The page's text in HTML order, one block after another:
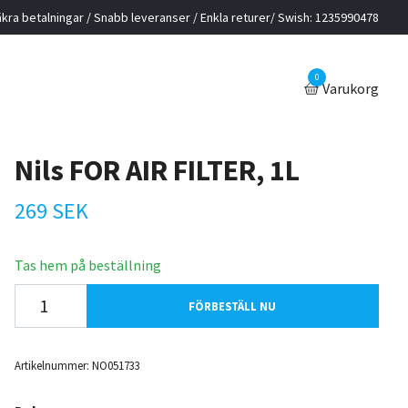
betalningar / Snabb leveranser / Enkla returer/ Swish: 1235990478
0
Varukorg
Nils FOR AIR FILTER, 1L
269 SEK
Tas hem på beställning
FÖRBESTÄLL NU
Artikelnummer: NO051733